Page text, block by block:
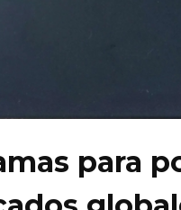
para